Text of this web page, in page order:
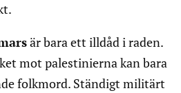
är bara ett illdåd i raden.
mot palestinierna kan bara
folkmord. Ständigt militärt